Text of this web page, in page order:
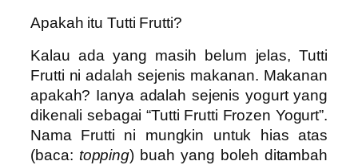
Apakah itu Tutti Frutti?
Kalau ada yang masih belum jelas, Tutti
Frutti ni adalah sejenis makanan. Makanan
apakah? Ianya adalah sejenis yogurt yang
dikenali sebagai “Tutti Frutti Frozen Yogurt”.
Nama Frutti ni mungkin untuk hias atas
(baca: topping) buah yang boleh ditambah